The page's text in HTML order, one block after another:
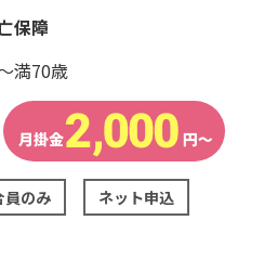
保障
満70歳
員のみ ネット申込